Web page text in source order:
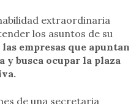
extraordinaria
los asuntos de su
empresas que apuntan
y busca ocupar la plaza
de una secretaria